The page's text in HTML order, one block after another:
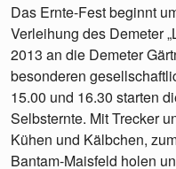
Das Ernte-Fest beginnt
Verleihung des Demeter
2013 an die Demeter
besonderen
15.00 und 16.30 starten
Selbsternte. Mit Trecker
Kühen und Kälbchen,
Bantam-Maisfeld holen